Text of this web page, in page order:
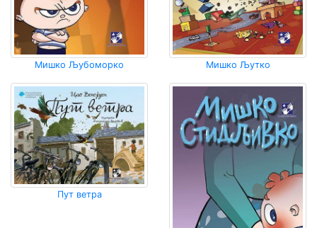
Мишко Љубоморко Мишко Љутко
Пут ветра